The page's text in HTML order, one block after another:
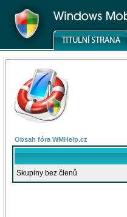
Obsah fóra WMHelp.cz
Skupiny bez členů